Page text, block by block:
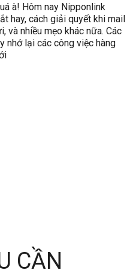
à! Hôm nay Nipponlink
hay, cách giải quyết khi mail
và nhiều mẹo khác nữa. Các
nhớ lại các công việc hàng
CẦN